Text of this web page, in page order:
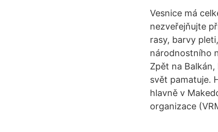
Vesnice má
nezveřejňujte
rasy, barvy
národnostního
Zpět na
svět pamatuje.
hlavně v
organizace